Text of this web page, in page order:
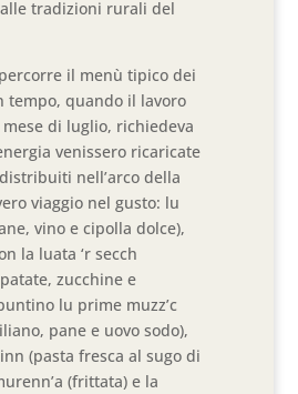
tradizioni rurali del
il menù tipico dei
tempo, quando il lavoro
di luglio, richiedeva
venissero ricaricate
nell’arco della
viaggio nel gusto: lu
vino e cipolla dolce),
la luata ‘r secch
zucchine e
lu prime muzz’c
pane e uovo sodo),
(pasta fresca al sugo di
(frittata) e la